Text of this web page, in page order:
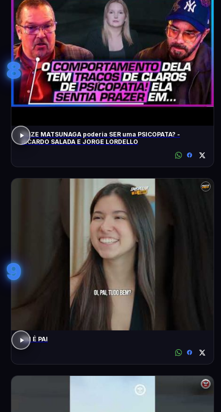
8
ELIZE MATSUNAGA poderia SER uma PSICOPATA? -
RICARDO SALADA E JORGE LORDELLO
9
PAI É PAI